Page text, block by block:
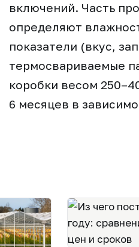
включений. Часть
определяют
показатели (вкус,
термосвариваемые
коробки весом
6 месяцев в